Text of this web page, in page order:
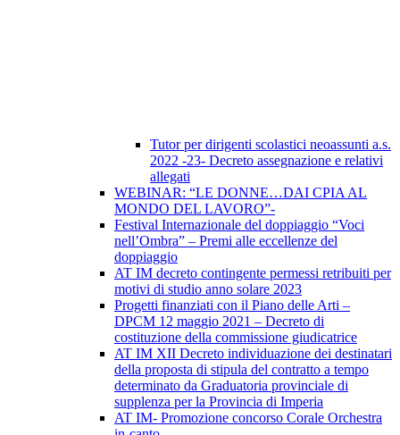
Tutor per dirigenti scolastici neoassunti a.s.
2022 -23- Decreto assegnazione e relativi
allegati
WEBINAR: “LE DONNE…DAI CPIA AL
MONDO DEL LAVORO”-
Festival Internazionale del doppiaggio “Voci
nell’Ombra” – Premi alle eccellenze del
doppiaggio
AT IM decreto contingente permessi retribuiti per
motivi di studio anno solare 2023
Progetti finanziati con il Piano delle Arti –
DPCM 12 maggio 2021 – Decreto di
costituzione della commissione giudicatrice
AT IM XII Decreto individuazione dei destinatari
della proposta di stipula del contratto a tempo
determinato da Graduatoria provinciale di
supplenza per la Provincia di Imperia
AT IM- Promozione concorso Corale Orchestra